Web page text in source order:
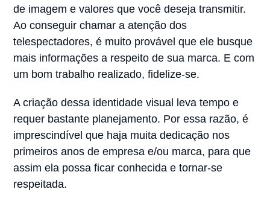
de imagem e valores que você deseja transmitir.
Ao conseguir chamar a atenção dos
telespectadores, é muito provável que ele busque
mais informações a respeito de sua marca. E com
um bom trabalho realizado, fidelize-se.
A criação dessa identidade visual leva tempo e
requer bastante planejamento. Por essa razão, é
imprescindível que haja muita dedicação nos
primeiros anos de empresa e/ou marca, para que
assim ela possa ficar conhecida e tornar-se
respeitada.